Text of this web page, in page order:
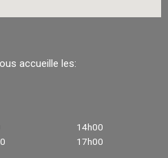
accueille les:
14h00
17h00